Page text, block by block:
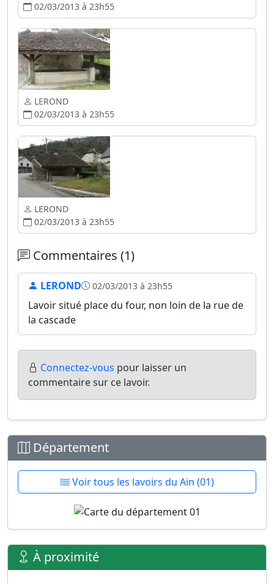
02/03/2013 à 23h55
LEROND
02/03/2013 à 23h55
LEROND
02/03/2013 à 23h55
Commentaires (1)
LEROND 02/03/2013 à 23h55
Lavoir situé place du four, non loin de la rue de
la cascade
Connectez-vous pour laisser un
commentaire sur ce lavoir.
Département
Voir tous les lavoirs du Ain (01)
À proximité